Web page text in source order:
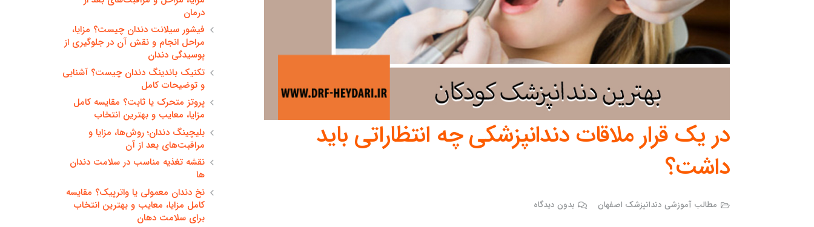
در یک قرار ملاقات دندانپزشکی چه انتظاراتی باید
داشت؟
مطالب آموزشی دندانپزشک اصفهان بدون دیدگاه
درمان
فیشور سیلانت دندان چیست؟ مزایا،
مراحل انجام و نقش آن در جلوگیری از
پوسیدگی دندان
تکنیک باندینگ دندان چیست؟ آشنایی
و توضیحات کامل
پروتز متحرک یا ثابت؟ مقایسه کامل
مزایا، معایب و بهترین انتخاب
بلیچینگ دندان؛ روش‌ها، مزایا و
مراقبت‌های بعد از آن
نقشه تغذیه مناسب در سلامت دندان
ها
نخ دندان معمولی یا واترپیک؟ مقایسه
کامل مزایا، معایب و بهترین انتخاب
برای سلامت دهان